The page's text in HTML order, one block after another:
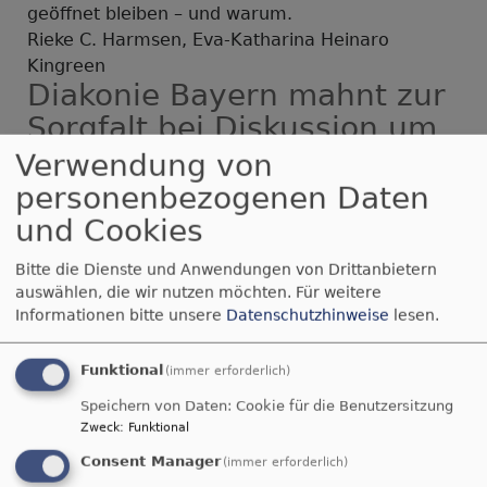
geöffnet bleiben – und warum.
Rieke C. Harmsen, Eva-Katharina Heinaro
Kingreen
Diakonie Bayern mahnt zur
Sorgfalt bei Diskussion um
Zivildienst
Sonntagsblatt 14 Stunden 59 Minuten ago
Falls die Wehrpflicht in Deutschland wieder
aktiviert wird, braucht es auch Stellen für
Wehrdienstverweigerer. Die Diakonie Bayern hat
jetzt ein paar Bedingungen für einen möglichen
neuen Zivildienst formuliert.
epd
Einschulung 2026: Neun
Tipps für einen gelungenen
Schulstart
Verwendung von
personenbezogenen Daten
und Cookies
Bitte die Dienste und Anwendungen von Drittanbietern
auswählen, die wir nutzen möchten. Für weitere
Informationen bitte unsere Datenschutzhinweise lesen.
Funktional (immer erforderlich)
Speichern von Daten: Cookie für die Benutzersitzung
Zweck: Funktional
Consent Manager (immer erforderlich)